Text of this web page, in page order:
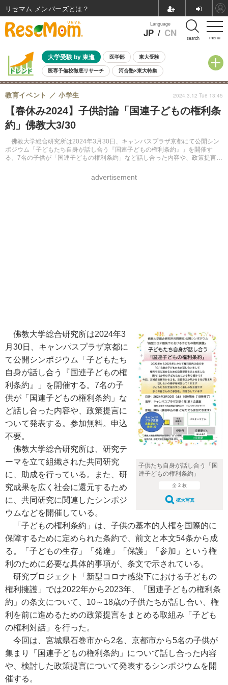
menu
Language
JP / CN search
大学受験 by 東進 医学部 東大受験
医専予備校徹底リサーチ 河合塾×東大特集
親子で考える大学選び 高校受験 中学受験 小学校受験
共通テスト 夏休み
8月開催イベント・WS 全国公立高校 過去問 人気記事
自由研究教材（小学生向け）
【春休み2024】子供討論「国連子どもの権利条
約」佛教大3/30
佛教大学総合研究所は2024年3月30日、キャンパスプラザ京都にて公開シン
ポジウム「子どもたち自身が話し合う『国連子どもの権利条約』」を開催す
る。7名の子供が「国連子どもの権利条約」など話し合った内容や、政策提言に
教育イベント 小学生
advertisement
2024.3.12 Tue 13:45
子供たち自身が話し合う「国
連子どもの権利条約」
全 2 枚
拡大写真
佛教大学総合研究所は2024年3
月30日、キャンパスプラザ京都に
て公開シンポジウム「子どもたち
自身が話し合う『国連子どもの権
利条約』」を開催する。7名の子
供が「国連子どもの権利条約」な
ど話し合った内容や、政策提言に
ついて発表する。参加無料。申込
不要。
佛教大学総合研究所は、研究テ
ーマを立て組織された共同研究
に、助成を行っている。また、研
究成果を広く社会に還元するため
に、共同研究に関連したシンポジ
ウムなどを開催している。
「子どもの権利条約」は、子供の基本的人権を国際的に
保障するために定められた条約で、前文と本文54条から成
る。「子どもの生存」「発達」「保護」「参加」という権
利のために必要な具体的事項が、条文で示されている。
研究プロジェクト「新型コロナ感染下における子どもの
権利擁護」では2022年から2023年、「国連子どもの権利条
約」の条文について、10～18歳の子供たちが話し合い、権
利を前に進めるための政策提言をまとめる取組み「子ども
の権利対話」を行った。
今回は、宮城県石巻市から2名、京都市から5名の子供が
集まり「国連子どもの権利条約」について話し合った内容
や、検討した政策提言について発表するシンポジウムを開
催する。
リセマム メンバーズ